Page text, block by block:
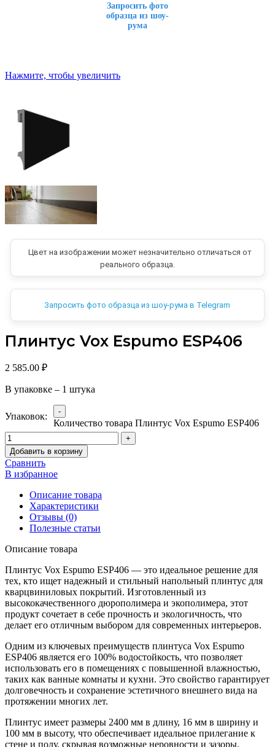
Запросить фото
образца из шоу-
рума
Нажмите, чтобы увеличить
Цвет на изображении может незначительно отличаться от
реального образца.
Запросить фото образца из шоу-рума в Telegram
Плинтус Vox Espumo ESP406
2 585.00 ₽
В упаковке – 1 штука
Упаковок:
Количество товара Плинтус Vox Espumo ESP406
Добавить в корзину
Сравнить
В избранное
Описание товара
Характеристики
Отзывы (0)
Полезные статьи
Описание товара
Плинтус Vox Espumo ESP406 — это идеальное решение для
тех, кто ищет надежный и стильный напольный плинтус для
кварцвиниловых покрытий. Изготовленный из
высококачественного дюрополимера и экополимера, этот
продукт сочетает в себе прочность и экологичность, что
делает его отличным выбором для современных интерьеров.
Одним из ключевых преимуществ плинтуса Vox Espumo
ESP406 является его 100% водостойкость, что позволяет
использовать его в помещениях с повышенной влажностью,
таких как ванные комнаты и кухни. Это свойство гарантирует
долговечность и сохранение эстетичного внешнего вида на
протяжении многих лет.
Плинтус имеет размеры 2400 мм в длину, 16 мм в ширину и
100 мм в высоту, что обеспечивает идеальное прилегание к
стене и полу, скрывая возможные неровности и зазоры.